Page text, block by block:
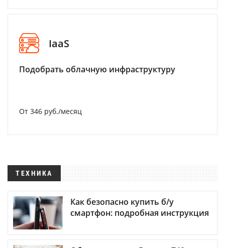
IaaS
Подобрать облачную инфраструктуру
От 346 руб./месяц
ТЕХНИКА
Как безопасно купить б/у
смартфон: подробная инструкция